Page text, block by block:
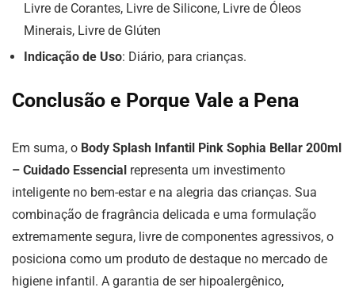
Livre de Corantes, Livre de Silicone, Livre de Óleos
Minerais, Livre de Glúten
Indicação de Uso: Diário, para crianças.
Conclusão e Porque Vale a Pena
Em suma, o Body Splash Infantil Pink Sophia Bellar 200ml
– Cuidado Essencial representa um investimento
inteligente no bem-estar e na alegria das crianças. Sua
combinação de fragrância delicada e uma formulação
extremamente segura, livre de componentes agressivos, o
posiciona como um produto de destaque no mercado de
higiene infantil. A garantia de ser hipoalergênico,